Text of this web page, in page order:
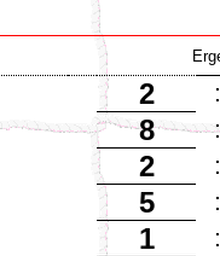
2 :
8 :
2 :
5 :
1 :